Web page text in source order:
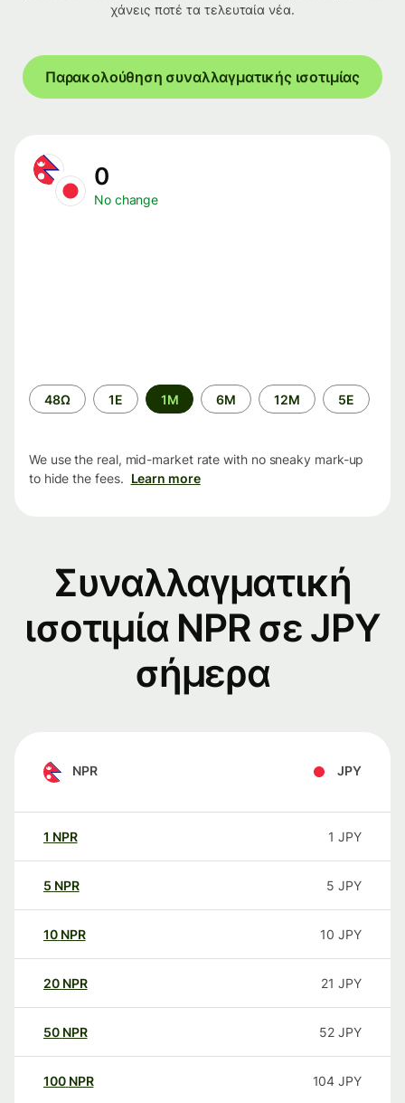
χάνεις ποτέ τα τελευταία νέα.
Παρακολούθηση συναλλαγματικής ισοτιμίας
0
No change
Time
period
48Ω 1Ε 1M 6M 12M 5Ε
We use the real, mid-market rate with no sneaky mark-up
to hide the fees. Learn more
Συναλλαγματική
ισοτιμία NPR σε JPY
σήμερα
NPR JPY
1 NPR 1 JPY
5 NPR 5 JPY
10 NPR 10 JPY
20 NPR 21 JPY
50 NPR 52 JPY
100 NPR 104 JPY